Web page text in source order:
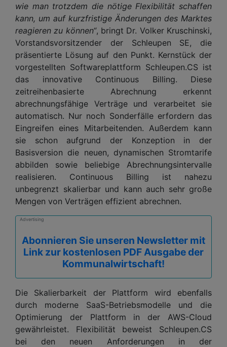
wie man trotzdem die nötige Flexibilität schaffen
kann, um auf kurzfristige Änderungen des Marktes
reagieren zu können“, bringt Dr. Volker Kruschinski,
Vorstandsvorsitzender der Schleupen SE, die
präsentierte Lösung auf den Punkt. Kernstück der
vorgestellten Softwareplattform Schleupen.CS ist
das innovative Continuous Billing. Diese
zeitreihenbasierte Abrechnung erkennt
abrechnungsfähige Verträge und verarbeitet sie
automatisch. Nur noch Sonderfälle erfordern das
Eingreifen eines Mitarbeitenden. Außerdem kann
sie schon aufgrund der Konzeption in der
Basisversion die neuen, dynamischen Stromtarife
abbilden sowie beliebige Abrechnungsintervalle
realisieren. Continuous Billing ist nahezu
unbegrenzt skalierbar und kann auch sehr große
Mengen von Verträgen effizient abrechnen.
Advertising
Abonnieren Sie unseren Newsletter mit
Link zur kostenlosen PDF Ausgabe der
Kommunalwirtschaft!
Die Skalierbarkeit der Plattform wird ebenfalls
durch moderne SaaS-Betriebsmodelle und die
Optimierung der Plattform in der AWS-Cloud
gewährleistet. Flexibilität beweist Schleupen.CS
bei den neuen Anforderungen in der